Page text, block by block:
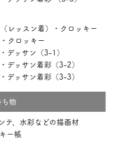
レッスン着）・クロッキー
クロッキー
デッサン（3-1）
デッサン着彩（3-2）
デッサン着彩（3-3）
物
テ、水彩などの描画材
ー帳